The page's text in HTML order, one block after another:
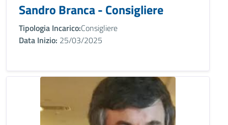
Sandro Branca - Consigliere
Tipologia Incarico:Consigliere
Data Inizio: 25/03/2025